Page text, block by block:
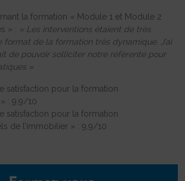
la formation « Module 1 et Module 2
» : « Les interventions étaient de très
de la formation très dynamique. J’ai
de pouvoir solliciter notre référente pour
»
satisfaction pour la formation
: 9,9/10
satisfaction pour la formation
de l’immobilier » : 9,9/10